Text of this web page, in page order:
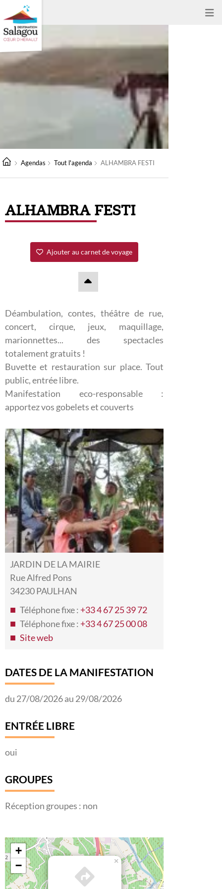
Agendas Tout l'agenda ALHAMBRA FESTI
ALHAMBRA FESTI
Ajouter au carnet de voyage
Déambulation, contes, théâtre de rue,
concert, cirque, jeux, maquillage,
marionnettes... des spectacles
totalement gratuits !
Buvette et restauration sur place. Tout
public, entrée libre.
Manifestation eco-responsable :
apportez vos gobelets et couverts
JARDIN DE LA MAIRIE
Rue Alfred Pons
34230 PAULHAN
Téléphone fixe : +33 4 67 25 39 72
Téléphone fixe : +33 4 67 25 00 08
Site web
DATES DE LA MANIFESTATION
du 27/08/2026 au 29/08/2026
ENTRÉE LIBRE
oui
GROUPES
Réception groupes : non
×
+
−